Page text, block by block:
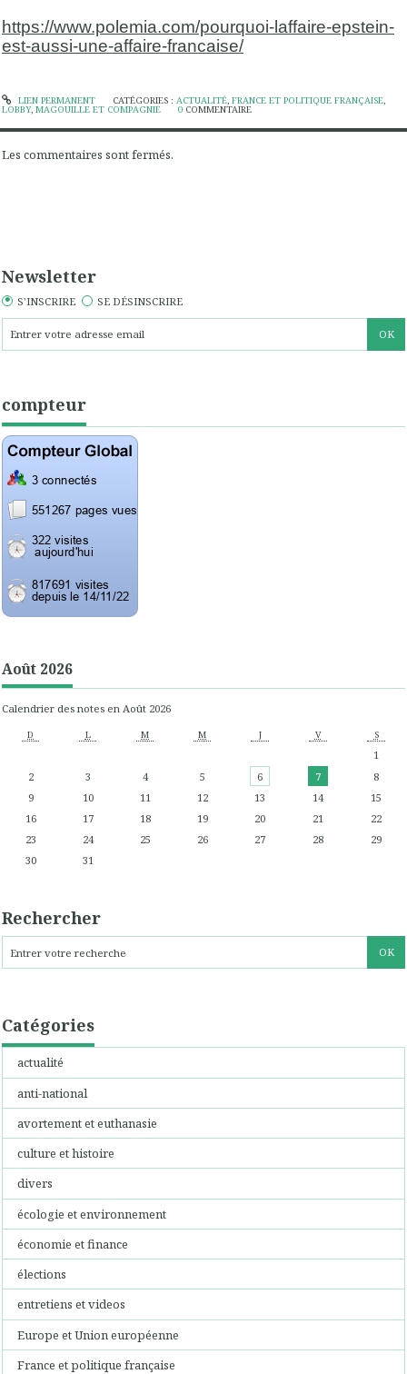
https://www.polemia.com/pourquoi-laffaire-epstein-
est-aussi-une-affaire-francaise/
LIEN PERMANENT CATÉGORIES : ACTUALITÉ, FRANCE ET POLITIQUE FRANÇAISE,
LOBBY, MAGOUILLE ET COMPAGNIE 0 COMMENTAIRE
Les commentaires sont fermés.
Newsletter
S'INSCRIRE SE DÉSINSCRIRE
compteur
Août 2026
Calendrier des notes en Août 2026
D L M M J V S
1
2
3 4 5 6 7
8
9
10 11 12 13 14
15
16
17 18 19 20 21
22
23
24 25 26 27 28
29
30
31
Rechercher
Catégories
actualité
anti-national
avortement et euthanasie
culture et histoire
divers
écologie et environnement
économie et finance
élections
entretiens et videos
Europe et Union européenne
France et politique française